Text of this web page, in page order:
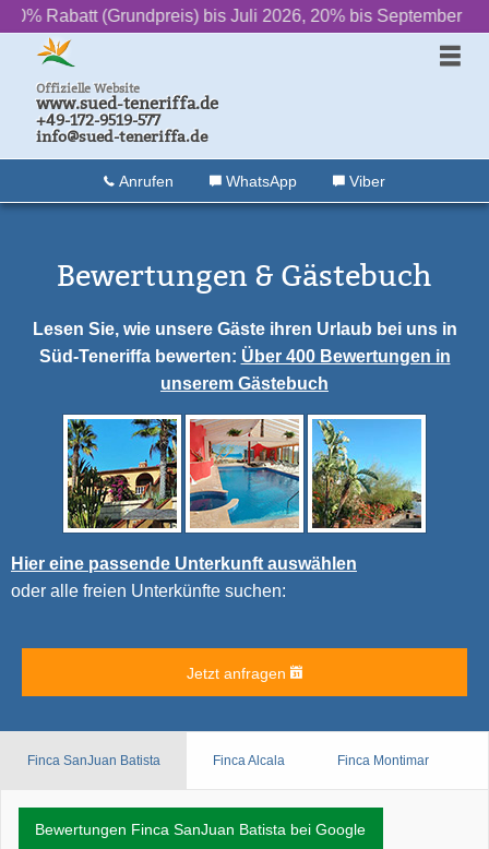
(Grundpreis) bis Juli 2026, 20% bis September‌ ‌ ‌ ‌ ‌ ‌ ++ ‌ ‌ ‌ ‌ ‌ ‌
Offizielle Website
www.sued-teneriffa.de
+49-172-9519-577
info@sued-teneriffa.de
Anrufen WhatsApp Viber
Bewertungen & Gästebuch
Lesen Sie, wie unsere Gäste ihren Urlaub bei uns in
Süd-Teneriffa bewerten: Über 400 Bewertungen in
unserem Gästebuch
Hier eine passende Unterkunft auswählen
oder alle freien Unterkünfte suchen:
Jetzt anfragen
Finca SanJuan Batista Finca Alcala Finca Montimar
Bewertungen Finca SanJuan Batista bei Google